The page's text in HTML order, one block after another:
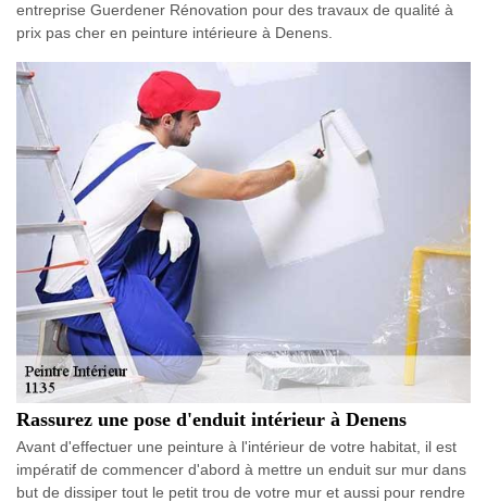
entreprise Guerdener Rénovation pour des travaux de qualité à
prix pas cher en peinture intérieure à Denens.
Rassurez une pose d'enduit intérieur à Denens
Avant d'effectuer une peinture à l'intérieur de votre habitat, il est
impératif de commencer d'abord à mettre un enduit sur mur dans
but de dissiper tout le petit trou de votre mur et aussi pour rendre